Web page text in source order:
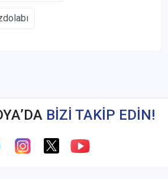
BİZİ TAKİP EDİN!